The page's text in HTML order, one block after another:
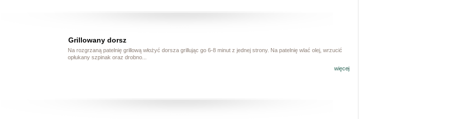
Grillowany dorsz
Na rozgrzaną patelnię grillową włożyć dorsza grillując go 6-8 minut z jednej strony. Na patelnię wlać olej, wrzucić
opłukany szpinak oraz drobno...
więcej